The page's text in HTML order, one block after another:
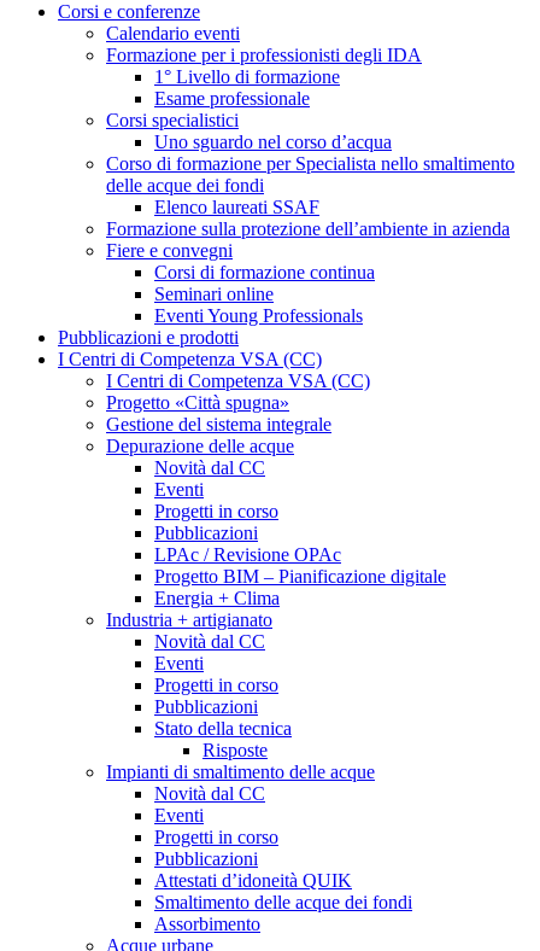
Corsi e conferenze
Calendario eventi
Formazione per i professionisti degli IDA
1° Livello di formazione
Esame professionale
Corsi specialistici
Uno sguardo nel corso d’acqua
Corso di formazione per Specialista nello smaltimento
delle acque dei fondi
Elenco laureati SSAF
Formazione sulla protezione dell’ambiente in azienda
Fiere e convegni
Corsi di formazione continua
Seminari online
Eventi Young Professionals
Pubblicazioni e prodotti
I Centri di Competenza VSA (CC)
I Centri di Competenza VSA (CC)
Progetto «Città spugna»
Gestione del sistema integrale
Depurazione delle acque
Novità dal CC
Eventi
Progetti in corso
Pubblicazioni
LPAc / Revisione OPAc
Progetto BIM – Pianificazione digitale
Energia + Clima
Industria + artigianato
Novità dal CC
Eventi
Progetti in corso
Pubblicazioni
Stato della tecnica
Risposte
Impianti di smaltimento delle acque
Novità dal CC
Eventi
Progetti in corso
Pubblicazioni
Attestati d’idoneità QUIK
Smaltimento delle acque dei fondi
Assorbimento
Acque urbane